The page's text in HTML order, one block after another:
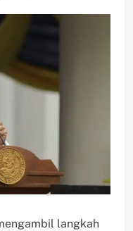
langkah